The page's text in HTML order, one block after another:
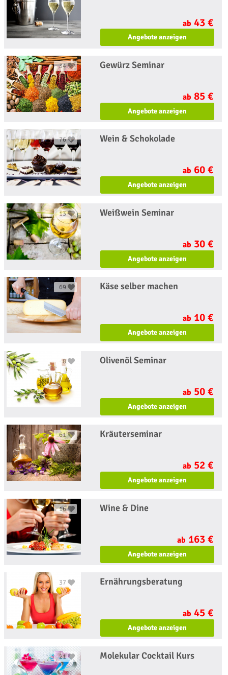
ab 43 €
Angebote anzeigen
34 Gewürz Seminar
ab 85 €
Angebote anzeigen
76 Wein & Schokolade
ab 60 €
Angebote anzeigen
13 Weißwein Seminar
ab 30 €
Angebote anzeigen
69 Käse selber machen
ab 10 €
Angebote anzeigen
8 Olivenöl Seminar
ab 50 €
Angebote anzeigen
61 Kräuterseminar
ab 52 €
Angebote anzeigen
16 Wine & Dine
ab 163 €
Angebote anzeigen
37 Ernährungsberatung
ab 45 €
Angebote anzeigen
21 Molekular Cocktail Kurs